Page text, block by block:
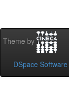
Theme by
DSpace Software